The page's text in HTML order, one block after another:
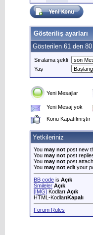
Gösteriliş ayarları
Gösterilen 61 den
Sıralama şekli
Yaş
Yeni Mesajlar
Yeni Mesaj yok
Konu Kapatılmıştır
Yetkileriniz
You may not post new
You may not post
You may not post
You may not edit your
BB code is Açık
Smileler Açık
[IMG] Kodları Açık
HTML-KodlarıKapalı
Forum Rules